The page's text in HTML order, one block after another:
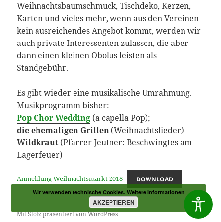
Weihnachtsbaumschmuck, Tischdeko, Kerzen,
Karten und vieles mehr, wenn aus den Vereinen
kein ausreichendes Angebot kommt, werden wir
auch private Interessenten zulassen, die aber
dann einen kleinen Obolus leisten als
Standgebühr.
Es gibt wieder eine musikalische Umrahmung.
Musikprogramm bisher:
Pop Chor Wedding (a capella Pop);
die ehemaligen Grillen (Weihnachtslieder)
Wildkraut (Pfarrer Jeutner: Beschwingtes am
Lagerfeuer)
Anmeldung Weihnachtsmarkt 2018 DOWNLOAD
Mit Stolz präsentiert von WordPress
Wir verwenden technische Cookies.Weitere Informationen
AKZEPTIEREN